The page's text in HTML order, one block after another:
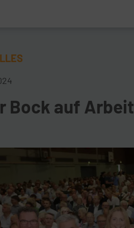
Bock auf Arbeit